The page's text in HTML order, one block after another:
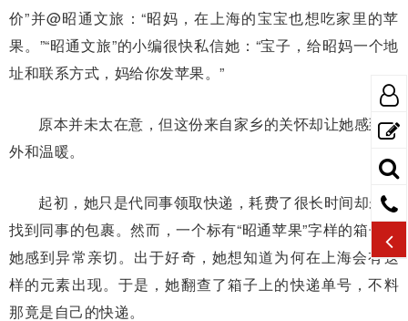
价”并@昭通文旅：“昭妈，在上海的宝宝也想吃家里的苹
果。”“昭通文旅”的小编很快私信她：“宝子，给昭妈一个地
址和联系方式，妈给你发苹果。”
原本并未太在意，但这份来自家乡的关怀却让她感到意
外和温暖。
起初，她只是代同事领取快递，耗费了很长时间却未能
找到同事的包裹。然而，一个标有“昭通苹果”字样的箱子让
她感到异常亲切。出于好奇，她想知道为何在上海会有这
样的元素出现。于是，她翻查了箱子上的快递单号，不料
那竟是自己的快递。